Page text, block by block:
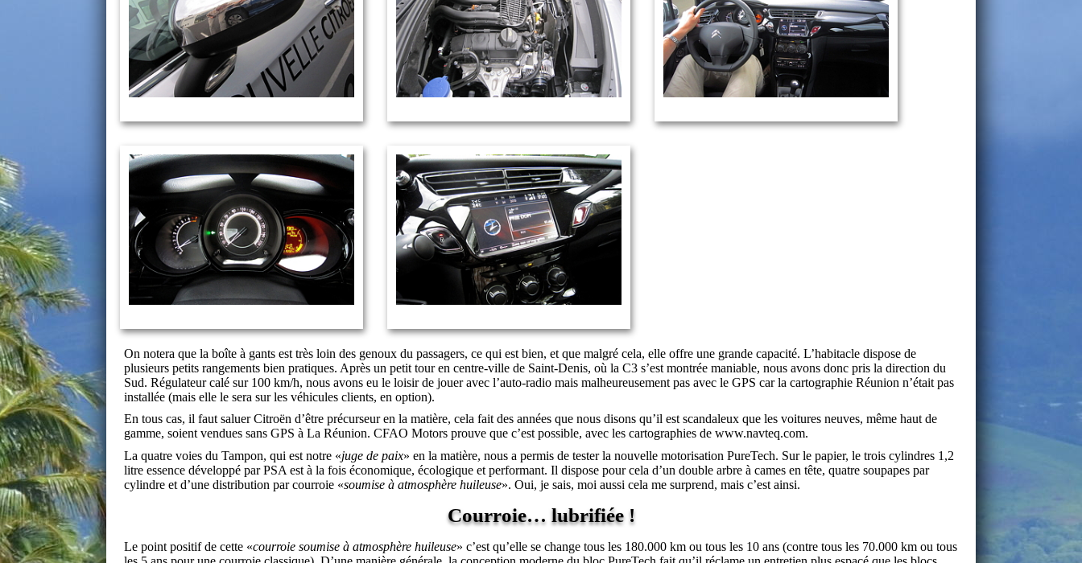
On notera que la boîte à gants est très loin des genoux du passagers, ce qui est bien, et que malgré cela, elle offre une grande capacité. L’habitacle dispose de
plusieurs petits rangements bien pratiques. Après un petit tour en centre-ville de Saint-Denis, où la C3 s’est montrée maniable, nous avons donc pris la direction du
Sud. Régulateur calé sur 100 km/h, nous avons eu le loisir de jouer avec l’auto-radio mais malheureusement pas avec le GPS car la cartographie Réunion n’était pas
installée (mais elle le sera sur les véhicules clients, en option).
En tous cas, il faut saluer Citroën d’être précurseur en la matière, cela fait des années que nous disons qu’il est scandaleux que les voitures neuves, même haut de
gamme, soient vendues sans GPS à La Réunion. CFAO Motors prouve que c’est possible, avec les cartographies de www.navteq.com.
La quatre voies du Tampon, qui est notre «juge de paix» en la matière, nous a permis de tester la nouvelle motorisation PureTech. Sur le papier, le trois cylindres 1,2
litre essence développé par PSA est à la fois économique, écologique et performant. Il dispose pour cela d’un double arbre à cames en tête, quatre soupapes par
cylindre et d’une distribution par courroie «soumise à atmosphère huileuse». Oui, je sais, moi aussi cela me surprend, mais c’est ainsi.
Courroie… lubrifiée !
Le point positif de cette «courroie soumise à atmosphère huileuse» c’est qu’elle se change tous les 180.000 km ou tous les 10 ans (contre tous les 70.000 km ou tous